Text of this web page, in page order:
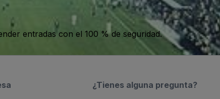
entradas con el 100 % de seguridad.
¿Tienes alguna pregunta?